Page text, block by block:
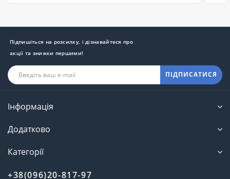
Підпишіться на розсилку, і дізнавайтеся про
акції та знижки першими!
ПІДПИСАТИСЯ
Інформація
Додатково
Категорії
+38(096)20-817-97